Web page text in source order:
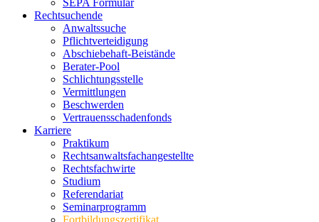
SEPA Formular
Rechtsuchende
Anwaltssuche
Pflichtverteidigung
Abschiebehaft-Beistände
Berater-Pool
Schlichtungsstelle
Vermittlungen
Beschwerden
Vertrauensschadenfonds
Karriere
Praktikum
Rechtsanwalts­fachangestellte
Rechtsfachwirte
Studium
Referendariat
Seminarprogramm
Fortbildungszertifikat